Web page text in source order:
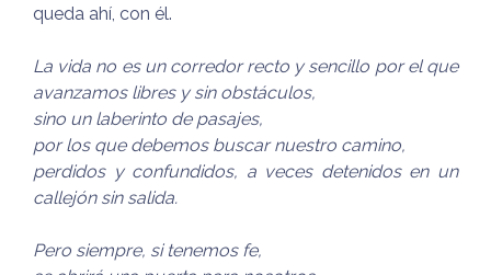
queda ahí, con él.
La vida no es un corredor recto y sencillo por el que
avanzamos libres y sin obstáculos,
sino un laberinto de pasajes,
por los que debemos buscar nuestro camino,
perdidos y confundidos, a veces detenidos en un
callejón sin salida.
Pero siempre, si tenemos fe,